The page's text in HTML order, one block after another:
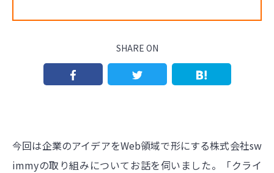
SHARE ON
今回は企業のアイデアをWeb領域で形にする株式会社sw
immyの取り組みについてお話を伺いました。「クライ